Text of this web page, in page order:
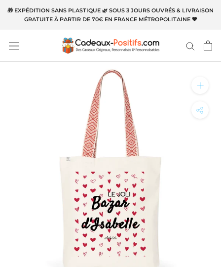
Aller🎁 EXPÉDITION SANS PLASTIQUE 🌿 SOUS 3 JOURS OUVRÉS & LIVRAISON
GRATUITE À PARTIR DE 70€ EN FRANCE MÉTROPOLITAINE 🧡